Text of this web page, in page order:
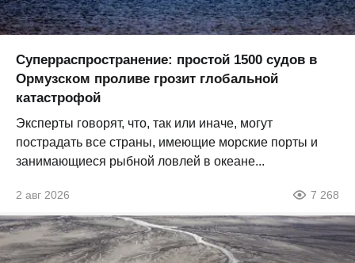
Суперраспространение: простой 1500 судов в
Ормузском проливе грозит глобальной
катастрофой
Эксперты говорят, что, так или иначе, могут
пострадать все страны, имеющие морские порты и
занимающиеся рыбной ловлей в океане...
2 авг 2026 7 268